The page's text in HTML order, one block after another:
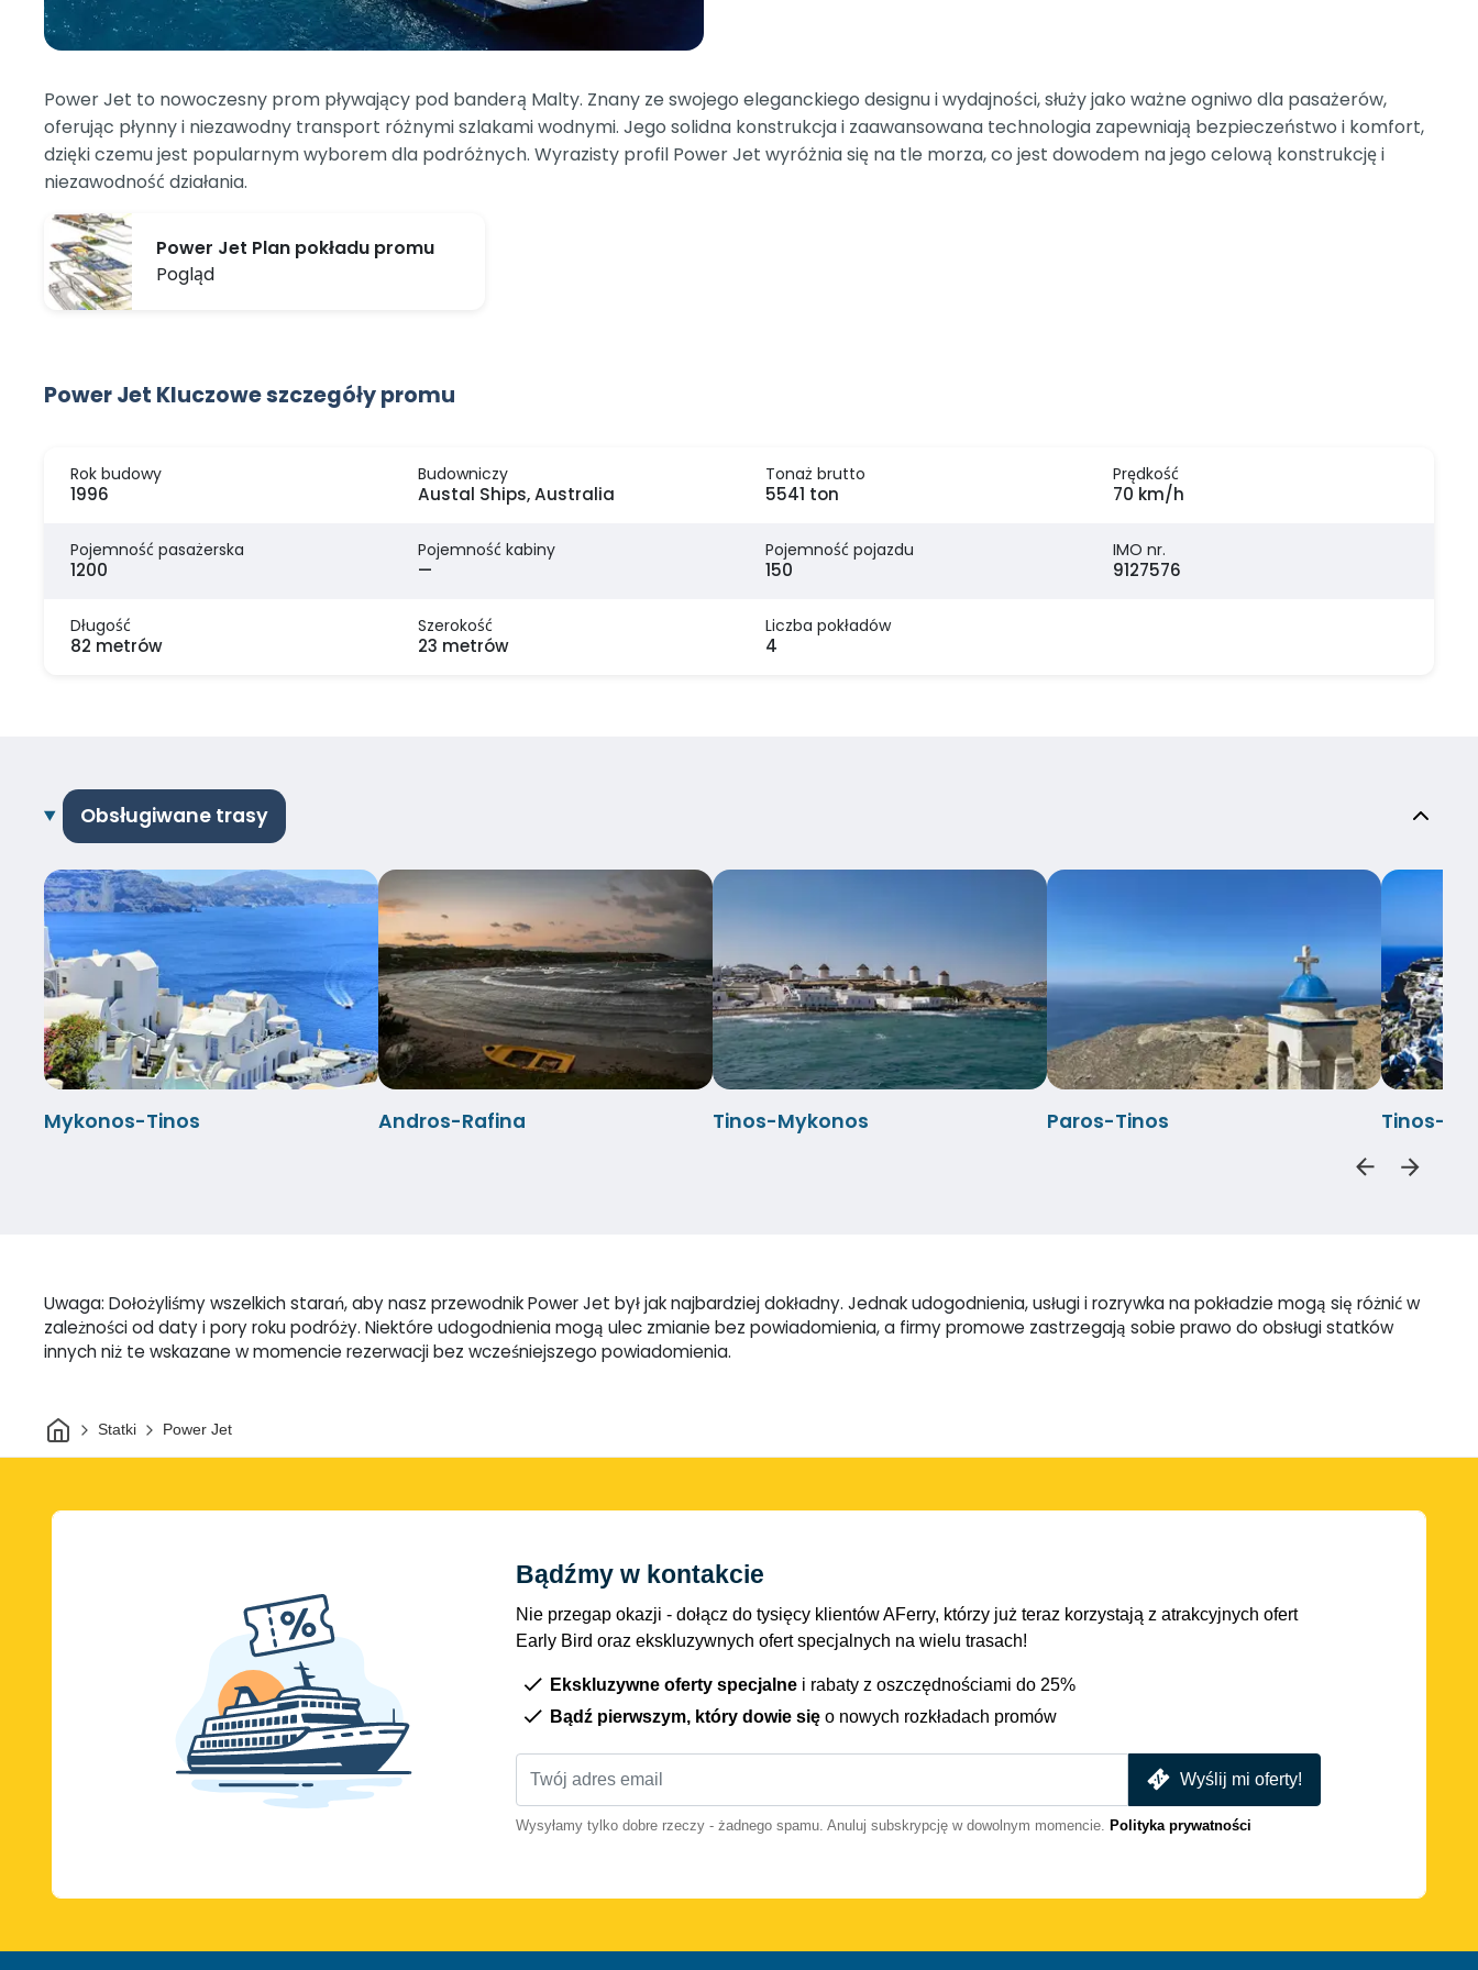
Power Jet to nowoczesny prom pływający pod banderą Malty. Znany ze swojego eleganckiego designu i wydajności, służy jako ważne ogniwo dla pasażerów,
oferując płynny i niezawodny transport różnymi szlakami wodnymi. Jego solidna konstrukcja i zaawansowana technologia zapewniają bezpieczeństwo i komfort,
dzięki czemu jest popularnym wyborem dla podróżnych. Wyrazisty profil Power Jet wyróżnia się na tle morza, co jest dowodem na jego celową konstrukcję i
niezawodność działania.
Power Jet Plan pokładu promu
Pogląd
Power Jet Kluczowe szczegóły promu
Rok budowy
1996
Budowniczy
Austal Ships, Australia
Tonaż brutto
5541 ton
Prędkość
70 km/h
Pojemność pasażerska
1200
Pojemność kabiny
—
Pojemność pojazdu
150
IMO nr.
9127576
Długość
82 metrów
Szerokość
23 metrów
Liczba pokładów
4
Obsługiwane trasy
Mykonos-Tinos Andros-Rafina Tinos-Mykonos Paros-Tinos Tinos-Ios
Uwaga: Dołożyliśmy wszelkich starań, aby nasz przewodnik Power Jet był jak najbardziej dokładny. Jednak udogodnienia, usługi i rozrywka na pokładzie mogą się różnić w
zależności od daty i pory roku podróży. Niektóre udogodnienia mogą ulec zmianie bez powiadomienia, a firmy promowe zastrzegają sobie prawo do obsługi statków
innych niż te wskazane w momencie rezerwacji bez wcześniejszego powiadomienia.
DomStatki Power Jet
Bądźmy w kontakcie
Nie przegap okazji - dołącz do tysięcy klientów AFerry, którzy już teraz korzystają z atrakcyjnych ofert
Early Bird oraz ekskluzywnych ofert specjalnych na wielu trasach!
Ekskluzywne oferty specjalne i rabaty z oszczędnościami do 25%
Bądź pierwszym, który dowie się o nowych rozkładach promów
Wyślij mi oferty!
Wysyłamy tylko dobre rzeczy - żadnego spamu. Anuluj subskrypcję w dowolnym momencie. Polityka prywatności